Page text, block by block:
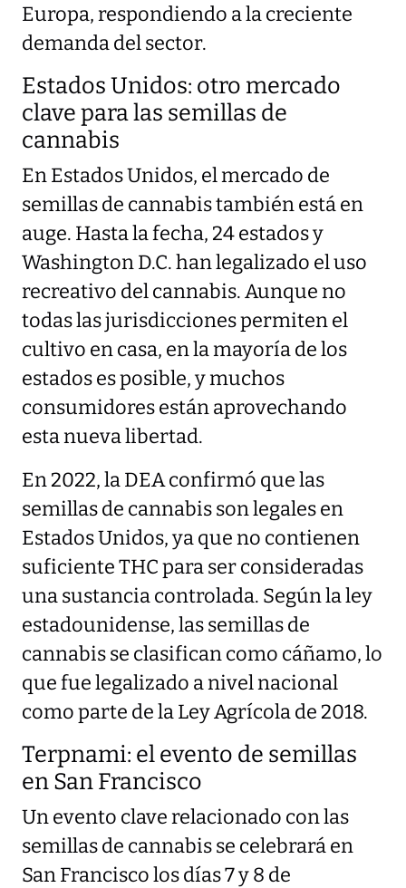
Europa, respondiendo a la creciente
demanda del sector.
Estados Unidos: otro mercado
clave para las semillas de
cannabis
En Estados Unidos, el mercado de
semillas de cannabis también está en
auge. Hasta la fecha, 24 estados y
Washington D.C. han legalizado el uso
recreativo del cannabis. Aunque no
todas las jurisdicciones permiten el
cultivo en casa, en la mayoría de los
estados es posible, y muchos
consumidores están aprovechando
esta nueva libertad.
En 2022, la DEA confirmó que las
semillas de cannabis son legales en
Estados Unidos, ya que no contienen
suficiente THC para ser consideradas
una sustancia controlada. Según la ley
estadounidense, las semillas de
cannabis se clasifican como cáñamo, lo
que fue legalizado a nivel nacional
como parte de la Ley Agrícola de 2018.
Terpnami: el evento de semillas
en San Francisco
Un evento clave relacionado con las
semillas de cannabis se celebrará en
San Francisco los días 7 y 8 de